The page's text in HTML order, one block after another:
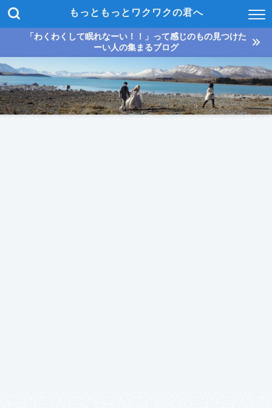
もっともっとワクワクの君へ
「わくわくして眠れなーい！！」って感じのもの見つけた
ーい人の集まるブログ